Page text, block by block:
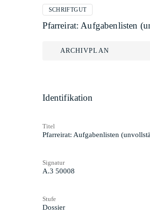
SCHRIFTGUT
Pfarreirat: Aufgabenlisten
ARCHIVPLAN
Identifikation
Titel
Pfarreirat: Aufgabenlisten
Signatur
A.3 50008
Stufe
Dossier